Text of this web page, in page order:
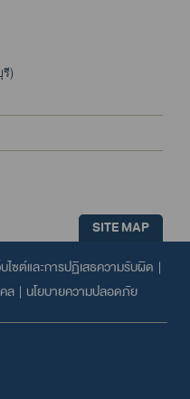
รี)
SITE MAP
บไซต์และการปฏิเสธความรับผิด |
ล | นโยบายความปลอดภัย